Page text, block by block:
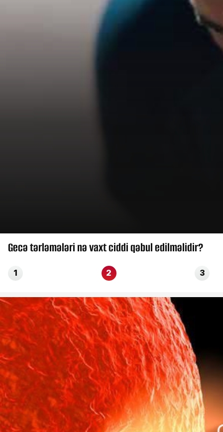
Gecə tərləmələri nə vaxt ciddi qəbul edilməlidir?
1 2 3